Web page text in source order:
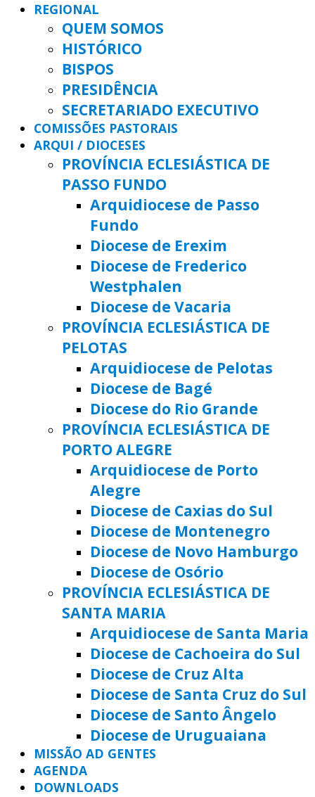
REGIONAL
QUEM SOMOS
HISTÓRICO
BISPOS
PRESIDÊNCIA
SECRETARIADO EXECUTIVO
COMISSÕES PASTORAIS
ARQUI / DIOCESES
PROVÍNCIA ECLESIÁSTICA DE
PASSO FUNDO
Arquidiocese de Passo
Fundo
Diocese de Erexim
Diocese de Frederico
Westphalen
Diocese de Vacaria
PROVÍNCIA ECLESIÁSTICA DE
PELOTAS
Arquidiocese de Pelotas
Diocese de Bagé
Diocese do Rio Grande
PROVÍNCIA ECLESIÁSTICA DE
PORTO ALEGRE
Arquidiocese de Porto
Alegre
Diocese de Caxias do Sul
Diocese de Montenegro
Diocese de Novo Hamburgo
Diocese de Osório
PROVÍNCIA ECLESIÁSTICA DE
SANTA MARIA
Arquidiocese de Santa Maria
Diocese de Cachoeira do Sul
Diocese de Cruz Alta
Diocese de Santa Cruz do Sul
Diocese de Santo Ângelo
Diocese de Uruguaiana
MISSÃO AD GENTES
AGENDA
DOWNLOADS